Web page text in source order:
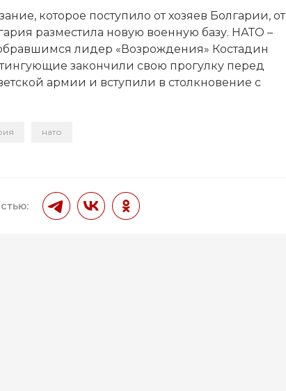
которое поступило от хозяев Болгарии, от
разместила новую военную базу. НАТО –
лидер «Возрождения» Костадин
закончили свою прогулку перед
армии и вступили в столкновение с
нато